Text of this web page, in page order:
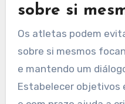
fomentar uma
melhorar o
Como os
evitar